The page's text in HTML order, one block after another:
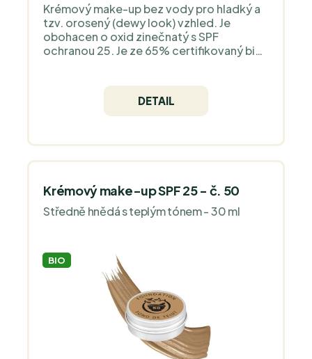
Krémový make-up bez vody pro hladký a
tzv. orosený (dewy look) vzhled. Je
obohacen o oxid zinečnatý s SPF
ochranou 25. Je ze 65% certifikovaný bio
Neobsahuje silikony, plast, zvířecí složky -
jedná se o čistý minerální make-up bez
DETAIL
Krémový make-up SPF 25 - č. 50
Středně hnědá s teplým tónem - 30 ml
BIO